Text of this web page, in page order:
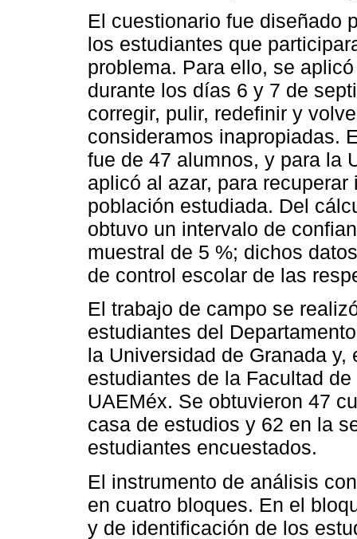
El cuestionario fue diseñado
los estudiantes que
problema. Para ello, se
durante los días 6 y 7 de
corregir, pulir, redefinir y
consideramos inapropiadas.
fue de 47 alumnos, y para la
aplicó al azar, para
población estudiada. Del
obtuvo un intervalo de
muestral de 5 %; dichos
de control escolar de las
El trabajo de campo se
estudiantes del
la Universidad de Granada
estudiantes de la Facultad
UAEMéx. Se obtuvieron 47
casa de estudios y 62 en la
estudiantes encuestados.
El instrumento de análisis
en cuatro bloques. En el
y de identificación de los